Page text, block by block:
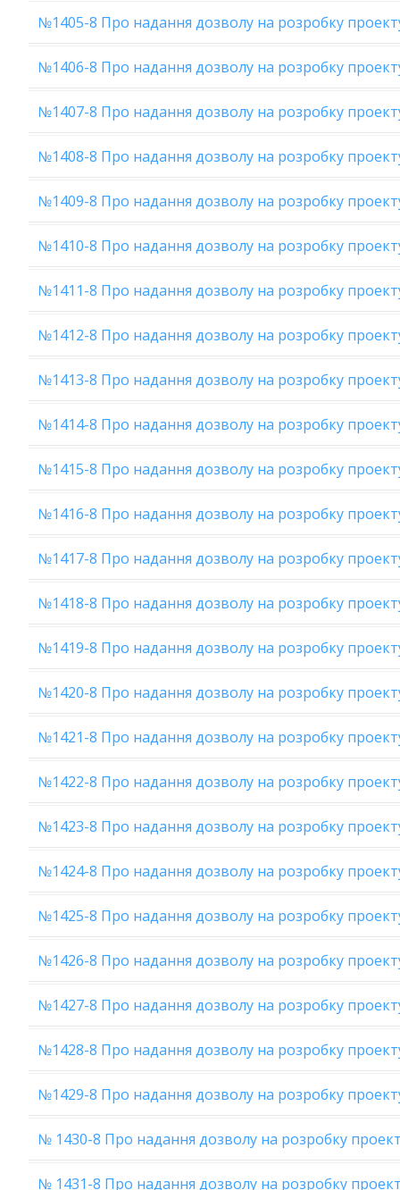
№1405-8 Про надання дозволу на розробку
№1406-8 Про надання дозволу на розробку
№1407-8 Про надання дозволу на розробку
№1408-8 Про надання дозволу на розробку
№1409-8 Про надання дозволу на розробку
№1410-8 Про надання дозволу на розробку
№1411-8 Про надання дозволу на розробку
№1412-8 Про надання дозволу на розробку
№1413-8 Про надання дозволу на розробку
№1414-8 Про надання дозволу на розробку
№1415-8 Про надання дозволу на розробку
№1416-8 Про надання дозволу на розробку
№1417-8 Про надання дозволу на розробку
№1418-8 Про надання дозволу на розробку
№1419-8 Про надання дозволу на розробку
№1420-8 Про надання дозволу на розробку
№1421-8 Про надання дозволу на розробку
№1422-8 Про надання дозволу на розробку
№1423-8 Про надання дозволу на розробку
№1424-8 Про надання дозволу на розробку
№1425-8 Про надання дозволу на розробку
№1426-8 Про надання дозволу на розробку
№1427-8 Про надання дозволу на розробку
№1428-8 Про надання дозволу на розробку
№1429-8 Про надання дозволу на розробку
№ 1430-8 Про надання дозволу на розробку
№ 1431-8 Про надання дозволу на розробку